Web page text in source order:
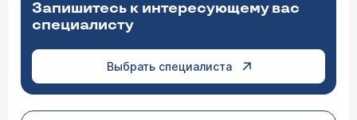
Запишитесь к интересующему вас
специалисту
Выбрать специалиста